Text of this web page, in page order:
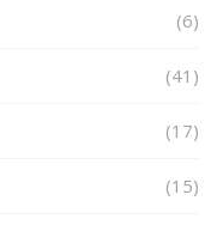
(6)
(41)
(17)
(15)